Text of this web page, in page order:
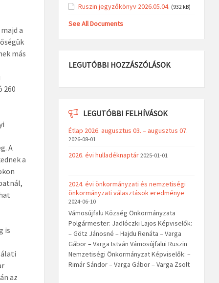
a
más
260
A
a
is
az
Ruszin jegyzőkönyv 2026.05.04. (932 kB)
See All Documents
LEGUTÓBBI HOZZÁSZÓLÁSOK
LEGUTÓBBI FELHÍVÁSOK
Étlap 2026. augusztus 03. – augusztus 07.
2026-08-01
2026. évi hulladéknaptár 2025-01-01
2024. évi önkormányzati és nemzetiségi
önkormányzati választások eredménye
2024-06-10
Vámosújfalu Község Önkormányzata
Polgármester: Jadlóczki Lajos Képviselők:
– Götz Jánosné – Hajdu Renáta – Varga
Gábor – Varga István Vámosújfalui Ruszin
Nemzetiségi Önkormányzat Képviselők: –
Rimár Sándor – Varga Gábor – Varga Zsolt